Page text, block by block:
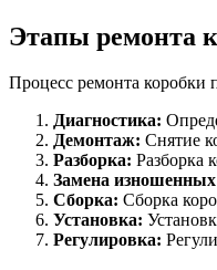
Этапы ремонта
Процесс ремонта коробки
Диагностика:
Демонтаж: Снятие
Разборка: Разборка
Замена изношенных
Сборка: Сборка
Установка:
Регулировка: